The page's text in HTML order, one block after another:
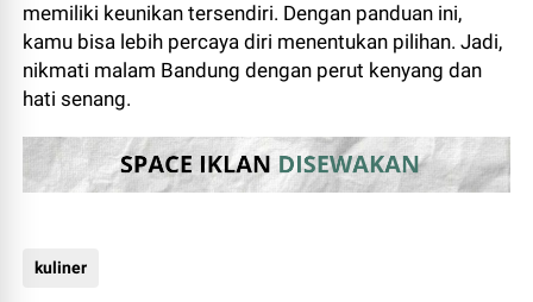
memiliki keunikan tersendiri. Dengan panduan ini,
kamu bisa lebih percaya diri menentukan pilihan. Jadi,
nikmati malam Bandung dengan perut kenyang dan
hati senang.
kuliner